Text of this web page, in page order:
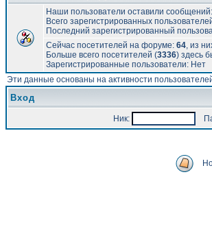
Наши пользователи оставили сообщений:
Всего зарегистрированных
Последний зарегистрированный
Сейчас посетителей на форуме: 64, из
Больше всего посетителей (3336) здесь
Зарегистрированные пользователи: Нет
Эти данные основаны на активности
Вход
Ник: